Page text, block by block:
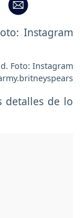
Foto: Instagram
detalles de lo